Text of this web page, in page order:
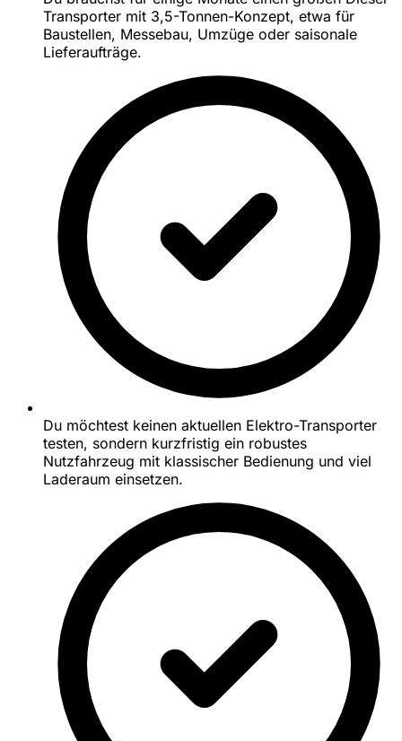
Transporter mit 3,5-Tonnen-Konzept, etwa für
Baustellen, Messebau, Umzüge oder saisonale
Lieferaufträge.
Du möchtest keinen aktuellen Elektro-Transporter
testen, sondern kurzfristig ein robustes
Nutzfahrzeug mit klassischer Bedienung und viel
Laderaum einsetzen.